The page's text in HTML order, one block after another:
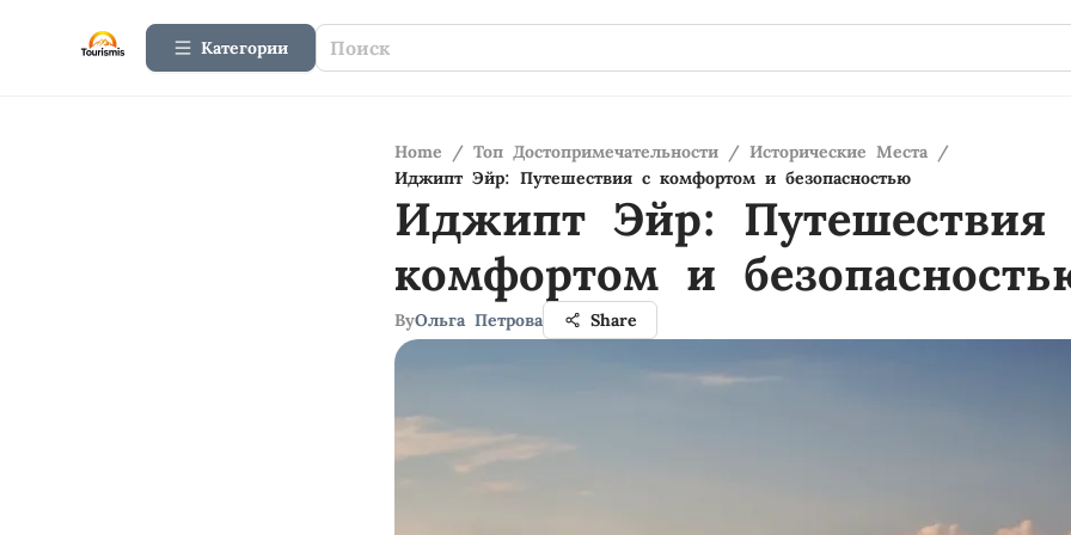
Категории
Home / Топ Достопримечательности / Исторические Места /
Иджипт Эйр: Путешествия с комфортом и безопасностью
Иджипт Эйр: Путешествия
комфортом и
ByОльга Петрова Share